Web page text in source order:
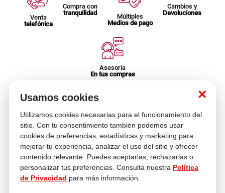
×
Usamos cookies
Utilizamos cookies necesarias para el funcionamiento del
sitio. Con tu consentimiento también podemos usar
cookies de preferencias, estadísticas y marketing para
mejorar tu experiencia, analizar el uso del sitio y ofrecer
contenido relevante. Puedes aceptarlas, rechazarlas o
personalizar tus preferencias. Consulta nuestra Política
de Privacidad para más información.
Venta
telefónica
Compra con
tranquilidad
Múltiples
Medios de pago
Cambios y
Devoluciones
Asesoría
En tus compras
Contáctanos
¿Necesitas ayuda con tu compra?
WhatsApp: +51 993 560 246
Central Telefónica: 01 619 4444
Clientes corporativos
Kimberly Garcia
Jefa de Ventas Empresas